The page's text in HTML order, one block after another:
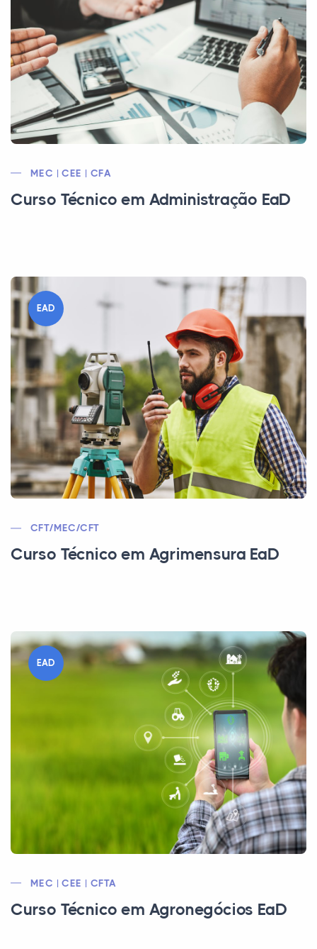
MEC | CEE | CFA
Curso Técnico em Administração EaD
EAD
CFT/MEC/CFT
Curso Técnico em Agrimensura EaD
EAD
MEC | CEE | CFTA
Curso Técnico em Agronegócios EaD